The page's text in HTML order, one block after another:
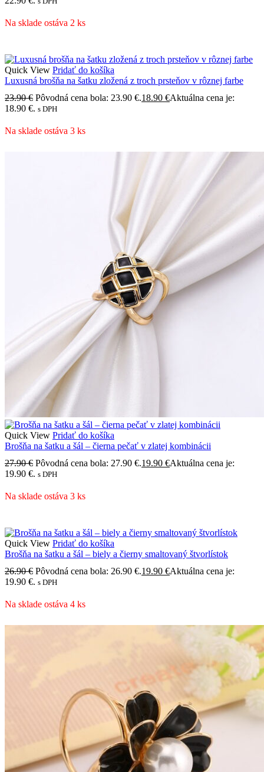
Na sklade ostáva 2 ks
Quick View Pridať do košíka
Luxusná brošňa na šatku zložená z troch prsteňov v rôznej farbe
23.90€ Pôvodná cena bola: 23.90 €.18.90 €Aktuálna cena je:
18.90 €. s DPH
Na sklade ostáva 3 ks
Quick View Pridať do košíka
Brošňa na šatku a šál – čierna pečať v zlatej kombinácii
27.90€ Pôvodná cena bola: 27.90 €.19.90 €Aktuálna cena je:
19.90 €. s DPH
Na sklade ostáva 3 ks
Quick View Pridať do košíka
Brošňa na šatku a šál – biely a čierny smaltovaný štvorlístok
26.90€ Pôvodná cena bola: 26.90 €.19.90 €Aktuálna cena je:
19.90 €. s DPH
Na sklade ostáva 4 ks